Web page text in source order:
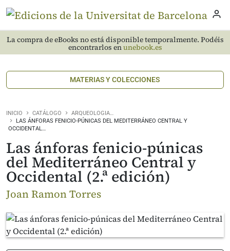
La compra de eBooks no está disponible temporalmente. Podéis
encontrarlos enunebook.es
MATERIAS Y COLECCIONES
INICIO CATÁLOGO
ARQUEOLOGIA…
LAS ÁNFORAS FENICIO-PÚNICAS DEL MEDITERRÁNEO CENTRAL Y
OCCIDENTAL…
Las ánforas fenicio-púnicas
del Mediterráneo Central y
Occidental (2.ª edición)
Joan Ramon Torres